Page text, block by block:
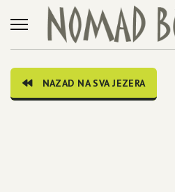
NAZAD NA SVA JEZERA